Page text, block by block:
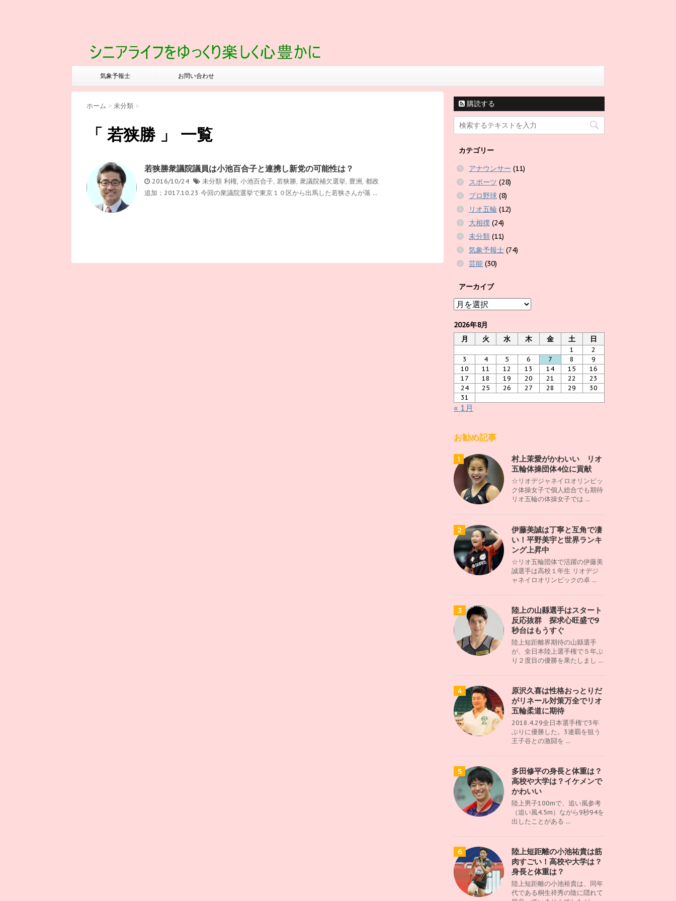
気象予報士 お問い合わせ
ホーム > 未分類 >
「 若狭勝 」 一覧
若狭勝衆議院議員は小池百合子と連携し新党の可能性は？
2016/10/24 未分類 利権, 小池百合子, 若狭勝, 衆議院補欠選挙, 豊洲, 都政
追加；2017.10.23 今回の衆議院選挙で東京１０区から出馬した若狭さんが落 ...
購読する
カテゴリー
アナウンサー (11)
スポーツ (28)
プロ野球 (8)
リオ五輪 (12)
大相撲 (24)
未分類 (11)
気象予報士 (74)
芸能 (30)
アーカイブ
ア
カ
イ
ブ
2026年8月
月
火 水 木 金 土 日
1
2
3
4 5 6 7 8
9
10
11 12 13 14 15
16
17
18 19 20 21 22
23
24
25 26 27 28 29
30
31
« 1月
お勧め記事
1
村上茉愛がかわいい リオ
五輪体操団体4位に貢献
☆リオデジャネイロオリンピッ
ク体操女子で個人総合でも期待
リオ五輪の体操女子では ...
2
伊藤美誠は丁寧と互角で凄
い！平野美宇と世界ランキ
ング上昇中
☆リオ五輪団体で活躍の伊藤美
誠選手は高校１年生 リオデジ
ャネイロオリンピックの卓 ...
3
陸上の山縣選手はスタート
反応抜群 探求心旺盛で9
秒台はもうすぐ
陸上短距離界期待の山縣選手
が、全日本陸上選手権で５年ぶ
り２度目の優勝を果たしまし ...
4
原沢久喜は性格おっとりだ
がリネール対策万全でリオ
五輪柔道に期待
2018.4.29全日本選手権で3年
ぶりに優勝した。3連覇を狙う
王子谷との激闘を ...
5
多田修平の身長と体重は？
高校や大学は？イケメンで
かわいい
陸上男子100mで、追い風参考
（追い風4.5m）ながら9秒94を
出したことがある ...
6
陸上短距離の小池祐貴は筋
肉すごい！高校や大学は？
身長と体重は？
陸上短距離の小池裕貴は、同年
代である桐生祥秀の陰に隠れて